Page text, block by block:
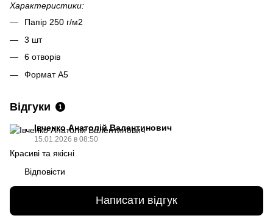
Характеристики:
Папір 250 г/м2
3 шт
6 отворів
Формат А5
Відгуки 1
Івченко Анатолій Валентинович
15.01.2026 в 08:50
Красиві та якісні
Відповісти
Написати відгук